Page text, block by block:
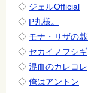
◇ ジェルOfficial
◇ P丸様。
◇ モナ・リザの
◇ セカイノフシギ
◇ 混血のカレコレ
◇ 俺はアントン